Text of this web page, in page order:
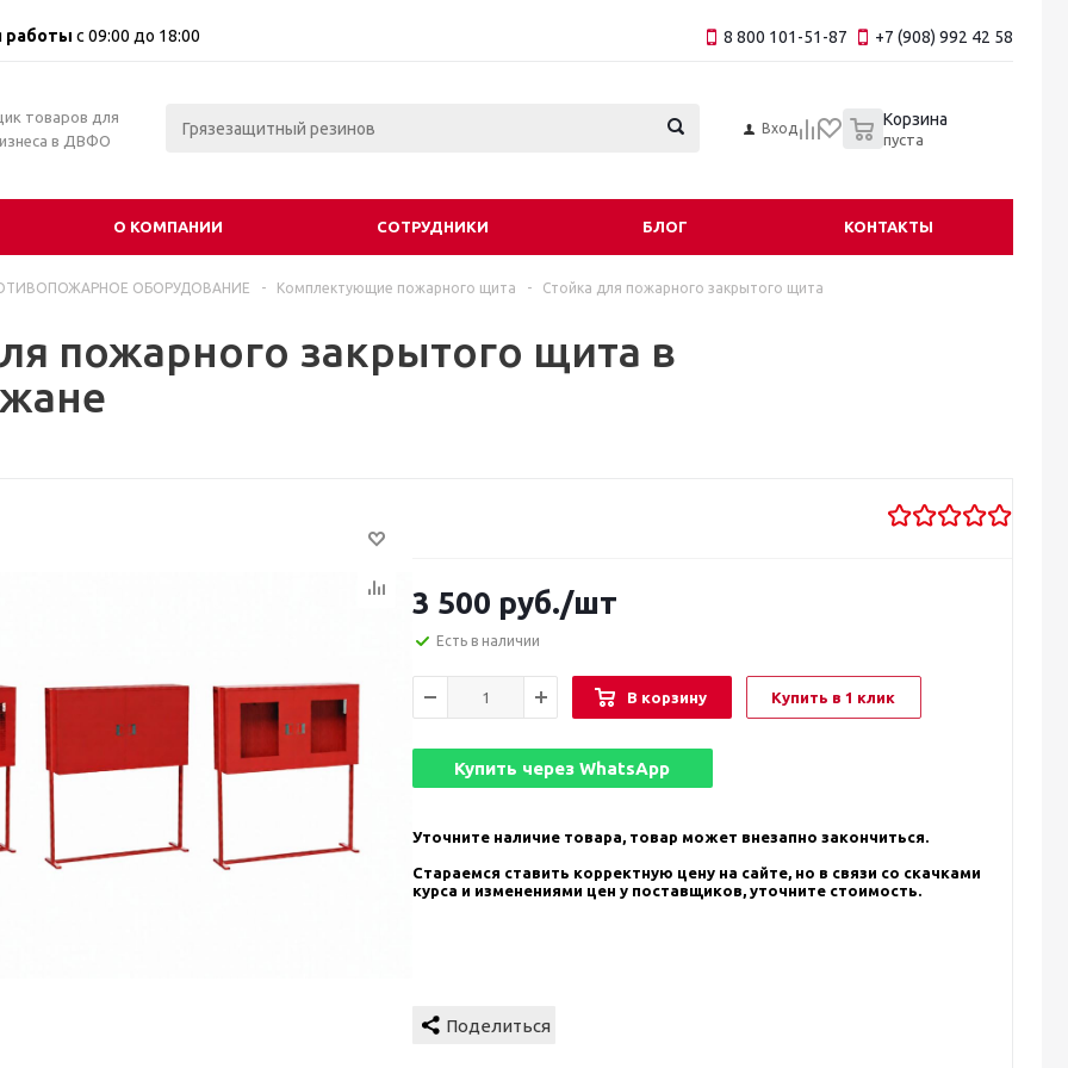
работы с 09:00 до 18:00 8 800 101-51-87 +7 (908) 992 42 58
товаров для
в ДВФО
Вход Корзина
пуста
О КОМПАНИИ СОТРУДНИКИ БЛОГ КОНТАКТЫ
ОБОРУДОВАНИЕ - Комплектующие пожарного щита - Стойка для пожарного закрытого щита
пожарного закрытого щита в
3 500 руб./шт
Есть в наличии
В корзину Купить в 1 клик
Купить черезWhatsApp
Уточните наличие товара, товар может внезапно закончиться.
Стараемся ставить корректную цену на сайте, но в связи со скачками
курса и изменениями цен у поставщиков, уточните стоимость.